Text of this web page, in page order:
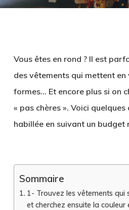
Vous êtes en rond ? Il est
des vêtements qui mettent en
formes… Et encore plus si on
« pas chères ». Voici
habillée en suivant un budget
Sommaire
1- Trouvez les vêtements qui
et cherchez ensuite la couleur